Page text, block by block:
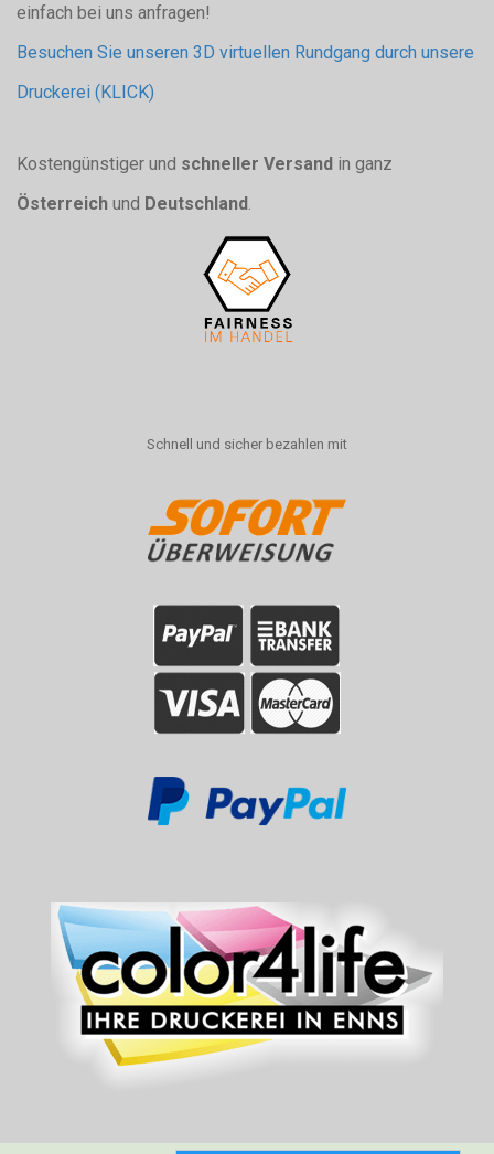
einfach bei uns anfragen!
Besuchen Sie unseren 3D virtuellen Rundgang durch unsere
Druckerei (KLICK)
Kostengünstiger und schneller Versand in ganz
Österreich und Deutschland .
Schnell und sicher bezahlen mit